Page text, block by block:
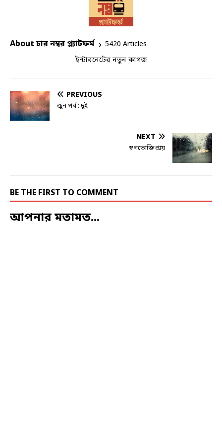
About চার নম্বর প্ল্যাটফর্ম
5420 Articles
ইন্টারনেটের নতুন কাগজ
PREVIOUS
জুন পর্ব : দুই
NEXT
স্বগতোক্তিপ্রায়
BE THE FIRST TO COMMENT
আপনার মতামত...